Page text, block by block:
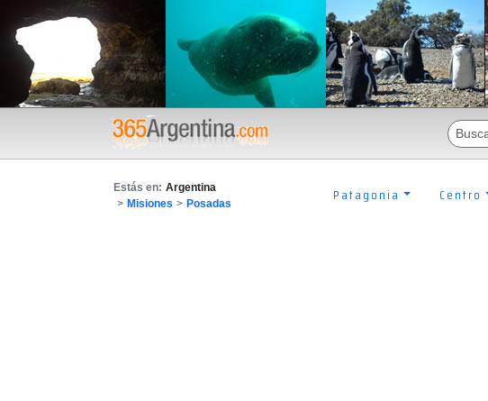
Estás en: Argentina
> Misiones > Posadas Patagonia Centro